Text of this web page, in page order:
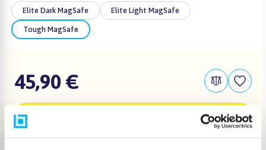
Elite Dark MagSafe Elite Light MagSafe
Tough MagSafe
45,90 €